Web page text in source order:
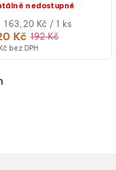
bez DPH
Kč 192 Kč
Měrná
cena:
163,20 Kč / 1 ks
nedostupné
a nápaditý způsob,...